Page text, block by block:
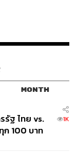
MONTH
รัฐ ไทย vs.
ก 100 บาท
1K